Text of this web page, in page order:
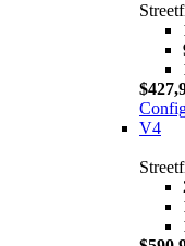
V4